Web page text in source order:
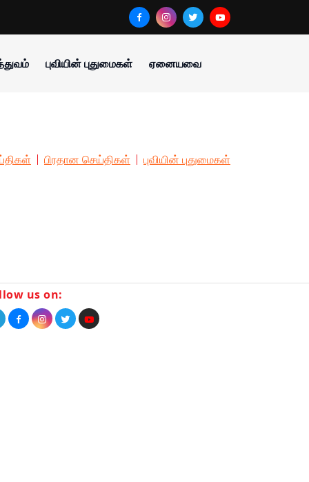
புவியின் புதுமைகள் ஏனையவை
பிரதான செய்திகள் புவியின் புதுமைகள்
us on: